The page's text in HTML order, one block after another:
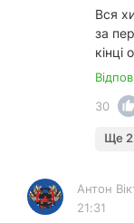
Вся
за
кінці
30
Ще 2
Антон
21:31